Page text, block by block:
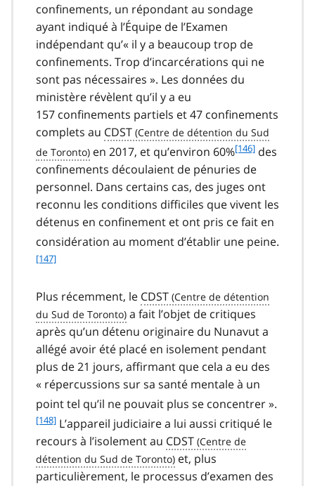
confinements, un répondant au sondage
ayant indiqué à l’Équipe de l’Examen
indépendant qu’« il y a beaucoup trop de
confinements. Trop d’incarcérations qui ne
sont pas nécessaires ». Les données du
ministère révèlent qu’il y a eu
157 confinements partiels et 47 confinements
complets au CDST
en 2017, et qu’environ 60%f
o
t
n
o
6
[146] des
confinements découlaient de pénuries de
personnel. Dans certains cas, des juges ont
reconnu les conditions difficiles que vivent les
détenus en confinement et ont pris ce fait en
considération au moment d’établir une peine.
[147]
Plus récemment, le CDST
a fait l’objet de critiques
après qu’un détenu originaire du Nunavut a
allégé avoir été placé en isolement pendant
plus de 21 jours, affirmant que cela a eu des
« répercussions sur sa santé mentale à un
point tel qu’il ne pouvait plus se concentrer ».
[148] L’appareil judiciaire a lui aussi critiqué le
recours à l’isolement au CDST
et, plus
particulièrement, le processus d’examen des